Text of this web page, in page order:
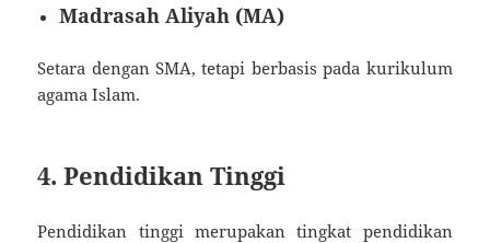
Madrasah Aliyah (MA)
Setara dengan SMA, tetapi berbasis pada kurikulum
agama Islam.
4. Pendidikan Tinggi
Pendidikan tinggi merupakan tingkat pendidikan